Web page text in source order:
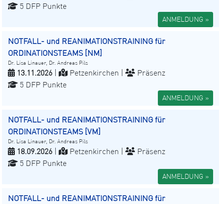
5 DFP Punkte
ANMELDUNG »
NOTFALL- und REANIMATIONSTRAINING für
ORDINATIONSTEAMS [NM]
Dr. Lisa Linauer, Dr. Andreas Pils
13.11.2026 Petzenkirchen |
Präsenz
5 DFP Punkte
ANMELDUNG »
NOTFALL- und REANIMATIONSTRAINING für
ORDINATIONSTEAMS [VM]
Dr. Lisa Linauer, Dr. Andreas Pils
18.09.2026 Petzenkirchen |
Präsenz
5 DFP Punkte
ANMELDUNG »
NOTFALL- und REANIMATIONSTRAINING für